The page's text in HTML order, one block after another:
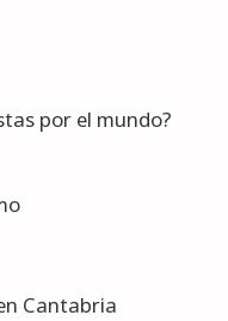
por el mundo?
Cantabria